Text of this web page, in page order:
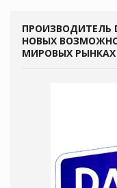
ПРОИЗВОДИТЕЛЬ
НОВЫХ
МИРОВЫХ РЫНКАХ